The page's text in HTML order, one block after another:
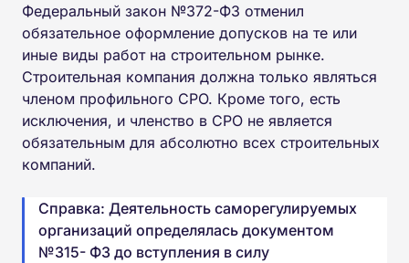
Федеральный закон №372-ФЗ отменил
обязательное оформление допусков на те или
иные виды работ на строительном рынке.
Строительная компания должна только являться
членом профильного СРО. Кроме того, есть
исключения, и членство в СРО не является
обязательным для абсолютно всех строительных
компаний.
Справка: Деятельность саморегулируемых
организаций определялась документом
№315- ФЗ до вступления в силу